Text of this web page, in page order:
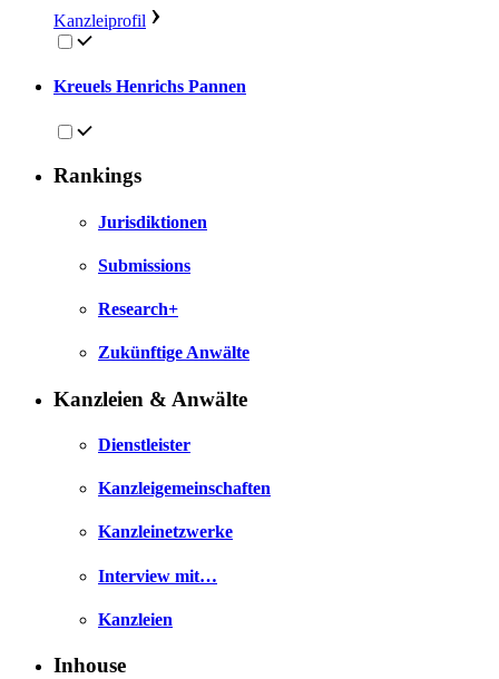
Kanzleiprofil
Kreuels Henrichs Pannen
Rankings
Jurisdiktionen
Submissions
Research+
Zukünftige Anwälte
Kanzleien & Anwälte
Dienstleister
Kanzleigemeinschaften
Kanzleinetzwerke
Interview mit…
Kanzleien
Inhouse